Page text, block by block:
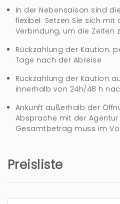
La piscine privé,
calme...
Les salles de bain...et un
douche, bidet... Enlever
Shelley Marie
for us. We had a great
In der Nebensaison sind
flexibel. Setzen Sie sich mit
Verbindung, um die Zeiten
Rückzahlung der Kaution:
Tage nach der Abreise
Rückzahlung der Kaution
innerhalb von 24h/48 h
Ankunft außerhalb der
Absprache mit der Agentur
Gesamtbetrag muss im
Preisliste